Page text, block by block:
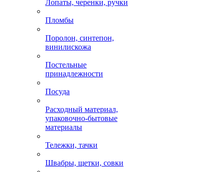
Лопаты, черенки, ручки
Пломбы
Поролон, синтепон,
винилискожа
Постельные
принадлежности
Посуда
Расходный материал,
упаковочно-бытовые
материалы
Тележки, тачки
Швабры, щетки, совки